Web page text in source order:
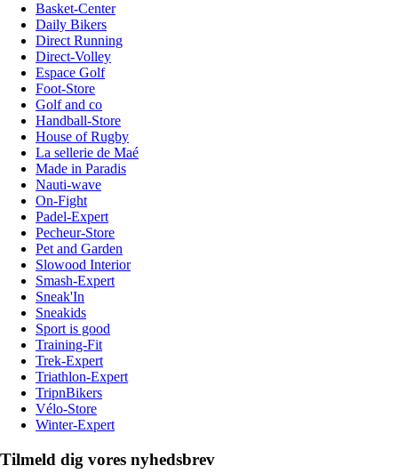
Basket-Center
Daily Bikers
Direct Running
Direct-Volley
Espace Golf
Foot-Store
Golf and co
Handball-Store
House of Rugby
La sellerie de Maé
Made in Paradis
Nauti-wave
On-Fight
Padel-Expert
Pecheur-Store
Pet and Garden
Slowood Interior
Smash-Expert
Sneak'In
Sneakids
Sport is good
Training-Fit
Trek-Expert
Triathlon-Expert
TripnBikers
Vélo-Store
Winter-Expert
Tilmeld dig vores nyhedsbrev